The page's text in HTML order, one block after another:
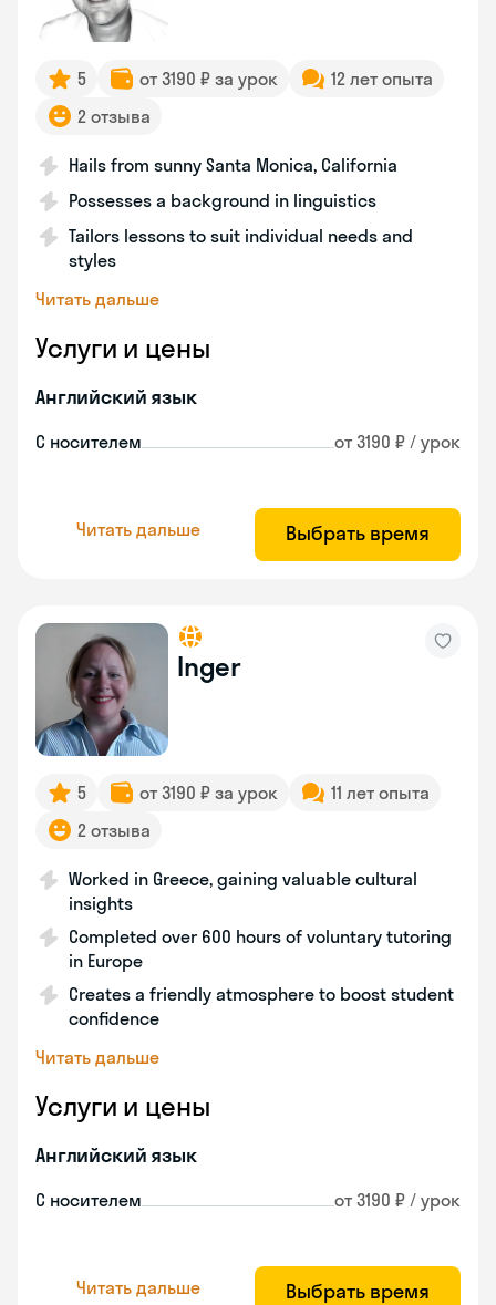
5 от 3190 ₽ за урок
12 лет опыта
2 отзыва
Hails from sunny Santa Monica, California
Possesses a background in linguistics
Tailors lessons to suit individual needs and
styles
Читать дальше
Услуги и цены
Английский язык
С носителем от 3190 ₽ / урок
Читать дальше Выбрать время
Inger
5 от 3190 ₽ за урок
11 лет опыта
2 отзыва
Worked in Greece, gaining valuable cultural
insights
Completed over 600 hours of voluntary tutoring
in Europe
Creates a friendly atmosphere to boost student
confidence
Читать дальше
Услуги и цены
Английский язык
С носителем от 3190 ₽ / урок
Читать дальше Выбрать время